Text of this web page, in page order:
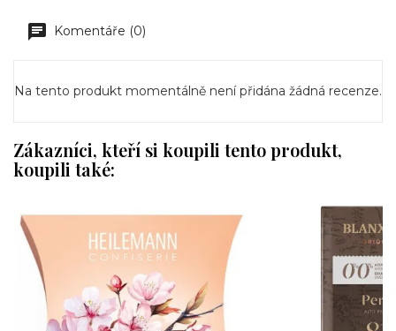
Komentáře (0)
Na tento produkt momentálně není přidána žádná recenze.
Zákazníci, kteří si koupili tento produkt,
koupili také: